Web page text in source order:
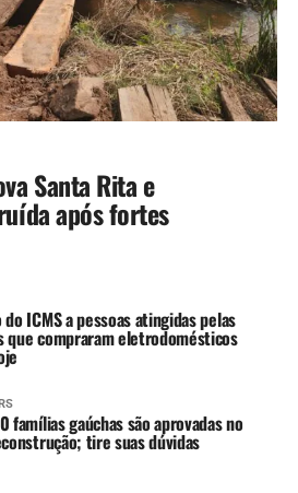
Santa Rita e
após fortes
do ICMS a pessoas atingidas pelas
que compraram eletrodomésticos
famílias gaúchas são aprovadas no
tire suas dúvidas